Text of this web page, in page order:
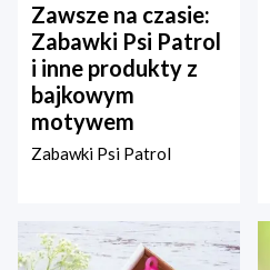
Zawsze na czasie:
Zabawki Psi Patrol
i inne produkty z
bajkowym
motywem
Zabawki Psi Patrol